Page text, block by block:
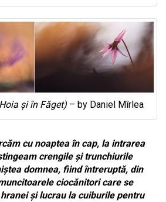
și în Făget) – by Daniel Mîrlea
cu noaptea în cap, la intrarea
crengile și trunchiurile
domnea, fiind întreruptă, din
ciocănitori care se
și lucrau la cuiburile pentru